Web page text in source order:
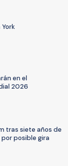
en el
2026
tras siete años de
posible gira